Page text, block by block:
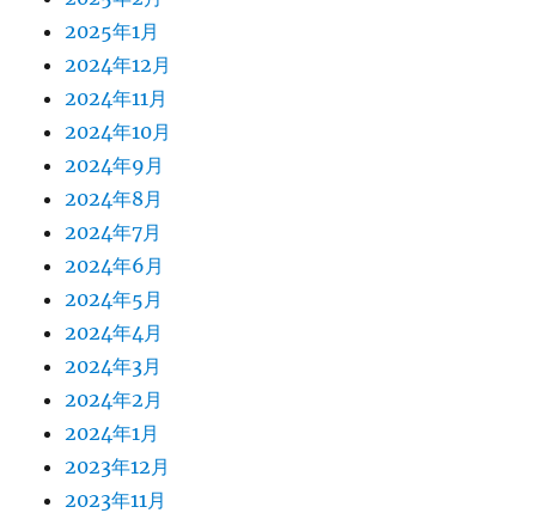
2025年1月
2024年12月
2024年11月
2024年10月
2024年9月
2024年8月
2024年7月
2024年6月
2024年5月
2024年4月
2024年3月
2024年2月
2024年1月
2023年12月
2023年11月